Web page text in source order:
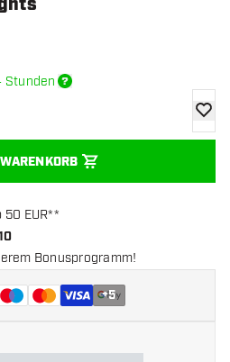
Stunden
Zur
50 EUR**
Bonusprogramm!
+5